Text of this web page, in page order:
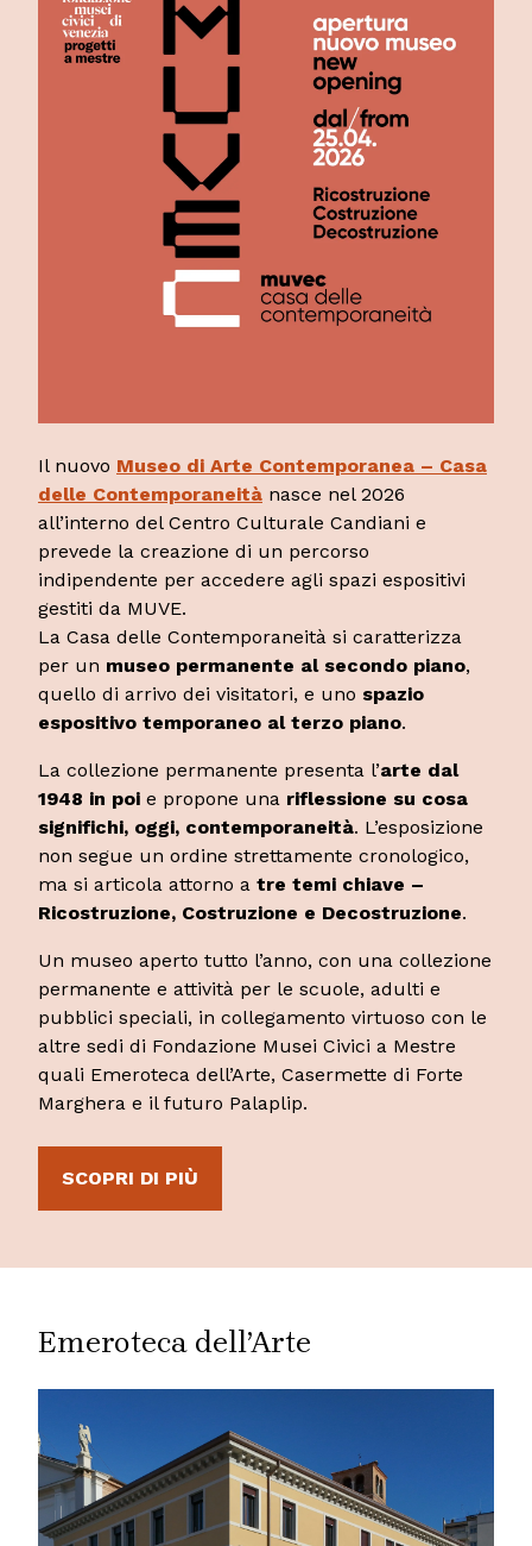
Il nuovo Museo di Arte Contemporanea – Casa
delle Contemporaneità nasce nel 2026
all’interno del Centro Culturale Candiani e
prevede la creazione di un percorso
indipendente per accedere agli spazi espositivi
gestiti da MUVE.
La Casa delle Contemporaneità si caratterizza
per un museo permanente al secondo piano,
quello di arrivo dei visitatori, e uno spazio
espositivo temporaneo al terzo piano.
La collezione permanente presenta l’arte dal
1948 in poi e propone una riflessione su cosa
significhi, oggi, contemporaneità. L’esposizione
non segue un ordine strettamente cronologico,
ma si articola attorno a tre temi chiave –
Ricostruzione, Costruzione e Decostruzione.
Un museo aperto tutto l’anno, con una collezione
permanente e attività per le scuole, adulti e
pubblici speciali, in collegamento virtuoso con le
altre sedi di Fondazione Musei Civici a Mestre
quali Emeroteca dell’Arte, Casermette di Forte
Marghera e il futuro Palaplip.
SCOPRI DI PIÙ
Emeroteca dell’Arte